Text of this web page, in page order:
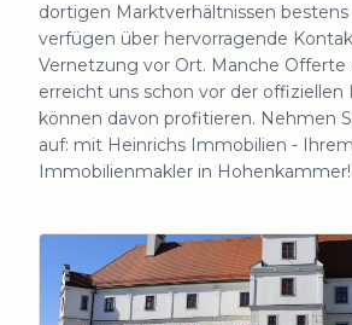
dortigen Marktverhältnissen
verfügen über hervorragende
Vernetzung vor Ort. Manche Offerte
erreicht uns schon vor der offiziellen
können davon profitieren. Nehmen
auf: mit Heinrichs Immobilien - Ihrem
Immobilienmakler in Hohenkammer!